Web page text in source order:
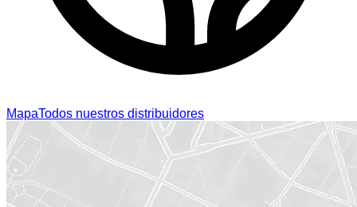
MapaTodos nuestros distribuidores